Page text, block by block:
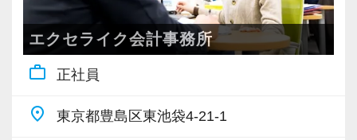
＜予備校の受講費用の補助＞
税理士試験で科目合格をした場合、予備
校の受講費用の内、
給要件あり）
【スタッフ一覧】
http://tax.excelike.co.jp/company/staff/
人間性には大変気をつけています。
ました。
弊社の業態ではクライアントが増えた際の利益
へのインパクトが大きいため今後も更なるベー
スアップを行う予定です。
弊社の尋常ならぬ生産性の高さは、徹底的した
エクセライク会計事務所
work_outline 正社員
place 東京都豊島区東池袋4-21-1